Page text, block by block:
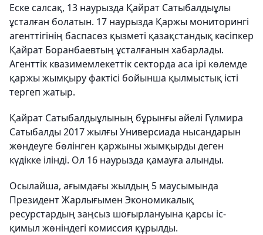
Еске салсақ, 13 наурызда Қайрат Сатыбалдыұлы
ұсталған болатын. 17 наурызда Қаржы мониторингі
агенттігінің баспасөз қызметі қазақстандық кәсіпкер
Қайрат Боранбаевтың ұсталғанын хабарлады.
Агенттік квазимемлекеттік секторда аса ірі көлемде
қаржы жымқыру фактісі бойынша қылмыстық істі
тергеп жатыр.
Қайрат Сатыбалдыұлының бұрынғы әйелі Гүлмира
Сатыбалды 2017 жылғы Универсиада нысандарын
жөндеуге бөлінген қаржыны жымқырды деген
күдікке ілінді. Ол 16 наурызда қамауға алынды.
Осылайша, ағымдағы жылдың 5 маусымында
Президент Жарлығымен Экономикалық
ресурстардың заңсыз шоғырлануына қарсы іс-
қимыл жөніндегі комиссия құрылды.